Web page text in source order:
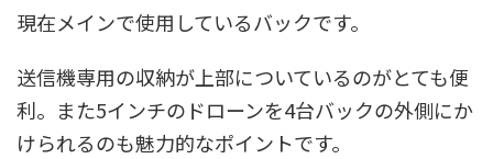
現在メインで使用しているバックです。
送信機専用の収納が上部についているのがとても便
利。また5インチのドローンを4台バックの外側にか
けられるのも魅力的なポイントです。